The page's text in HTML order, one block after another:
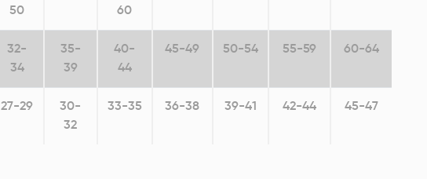
Post Oparatif Meme
50
60
32-
34
35-
39
40-
44
45-49 50-54 55-59 60-64
27-29
30-
32
33-35 36-38 39-41 42-44 45-47